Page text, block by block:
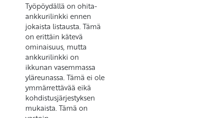
Työpöydällä on ohita-
ankkurilinkki ennen
jokaista listausta. Tämä
on erittäin kätevä
ominaisuus, mutta
ankkurilinkki on
ikkunan vasemmassa
yläreunassa. Tämä ei ole
ymmärrettävää eikä
kohdistusjärjestyksen
mukaista. Tämä on